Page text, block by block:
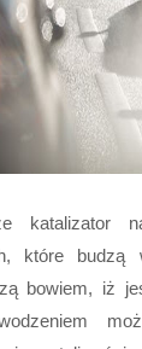
katalizator
które budzą
bowiem, iż